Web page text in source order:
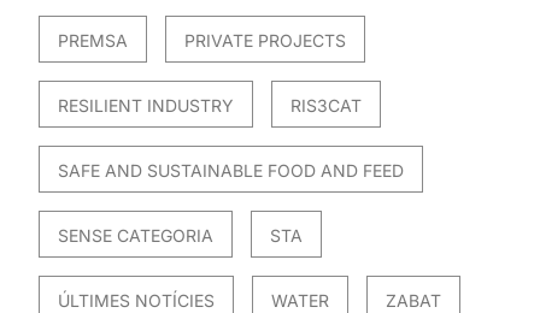
PREMSA PRIVATE PROJECTS
RESILIENT INDUSTRY RIS3CAT
SAFE AND SUSTAINABLE FOOD AND FEED
SENSE CATEGORIA STA
ÚLTIMES NOTÍCIES WATER ZABAT